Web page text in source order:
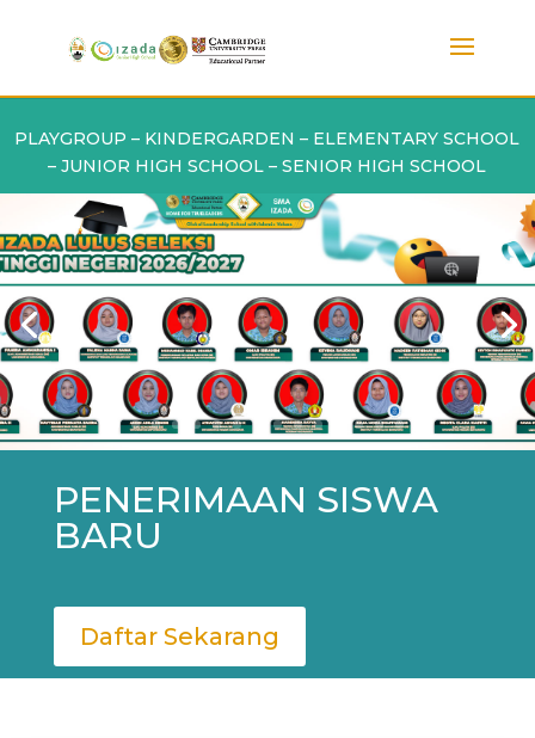
PLAYGROUP – KINDERGARDEN – ELEMENTARY SCHOOL
– JUNIOR HIGH SCHOOL – SENIOR HIGH SCHOOL
PENERIMAAN SISWA
BARU
Daftar Sekarang